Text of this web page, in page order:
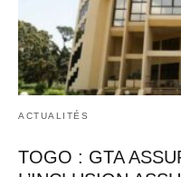
ACTUALITÉS
TOGO : GTA